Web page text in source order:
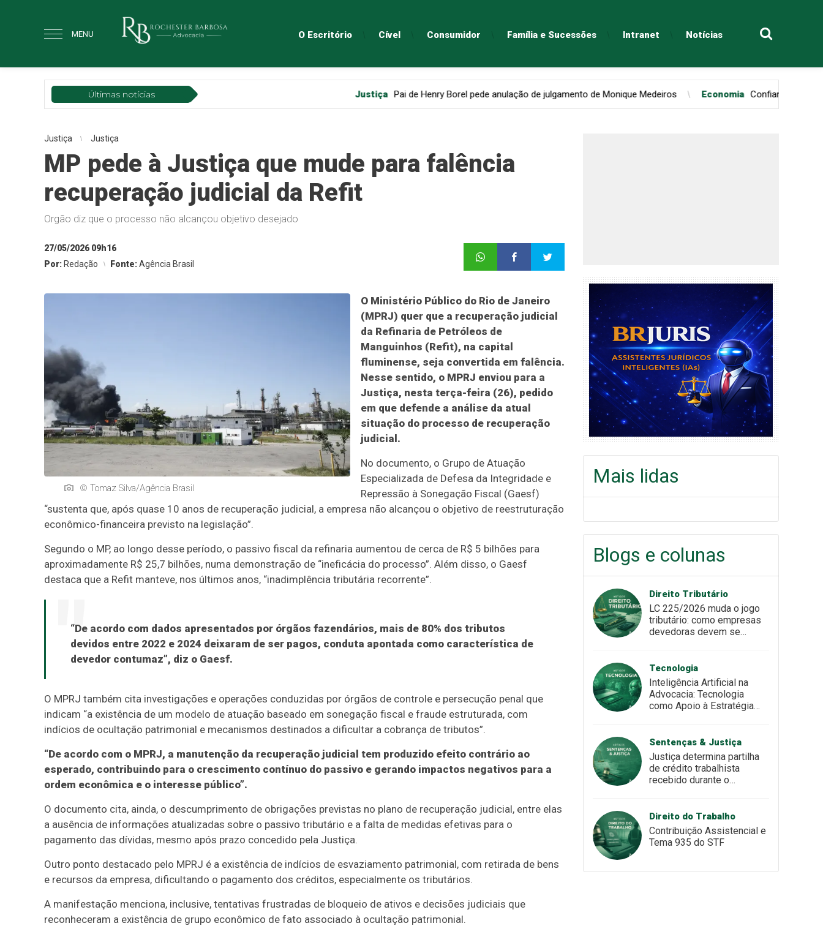
MENU O Escritório Cível Consumidor Família e Sucessões Intranet Notícias
Últimas notícias Pai de Henry Borel pede anulação de julgamento de Monique Medeiros Economia Confiança do consumidor
Justiça Justiça
MP pede à Justiça que mude para falência
recuperação judicial da Refit
Orgão diz que o processo não alcançou objetivo desejado
27/05/2026 09h16
Por: Redação Fonte:Agência Brasil
© Tomaz Silva/Agência Brasil
O Ministério Público do Rio de Janeiro
(MPRJ) quer que a recuperação judicial
da Refinaria de Petróleos de
Manguinhos (Refit), na capital
fluminense, seja convertida em falência.
Nesse sentido, o MPRJ enviou para a
Justiça, nesta terça-feira (26), pedido
em que defende a análise da atual
situação do processo de recuperação
judicial.
No documento, o Grupo de Atuação
Especializada de Defesa da Integridade e
Repressão à Sonegação Fiscal (Gaesf)
“sustenta que, após quase 10 anos de recuperação judicial, a empresa não alcançou o objetivo de reestruturação
econômico-financeira previsto na legislação”.
Segundo o MP, ao longo desse período, o passivo fiscal da refinaria aumentou de cerca de R$ 5 bilhões para
aproximadamente R$ 25,7 bilhões, numa demonstração de “ineficácia do processo”. Além disso, o Gaesf
destaca que a Refit manteve, nos últimos anos, “inadimplência tributária recorrente”.
“De acordo com dados apresentados por órgãos fazendários, mais de 80% dos tributos
devidos entre 2022 e 2024 deixaram de ser pagos, conduta apontada como característica de
devedor contumaz”, diz o Gaesf.
O MPRJ também cita investigações e operações conduzidas por órgãos de controle e persecução penal que
indicam “a existência de um modelo de atuação baseado em sonegação fiscal e fraude estruturada, com
indícios de ocultação patrimonial e mecanismos destinados a dificultar a cobrança de tributos”.
“De acordo com o MPRJ, a manutenção da recuperação judicial tem produzido efeito contrário ao
esperado, contribuindo para o crescimento contínuo do passivo e gerando impactos negativos para a
ordem econômica e o interesse público”.
O documento cita, ainda, o descumprimento de obrigações previstas no plano de recuperação judicial, entre elas
a ausência de informações atualizadas sobre o passivo tributário e a falta de medidas efetivas para o
pagamento das dívidas, mesmo após prazo concedido pela Justiça.
Outro ponto destacado pelo MPRJ é a existência de indícios de esvaziamento patrimonial, com retirada de bens
e recursos da empresa, dificultando o pagamento dos créditos, especialmente os tributários.
A manifestação menciona, inclusive, tentativas frustradas de bloqueio de ativos e decisões judiciais que
reconheceram a existência de grupo econômico de fato associado à ocultação patrimonial.
Mais lidas
Blogs e colunas
Direito Tributário
LC 225/2026 muda o jogo
tributário: como empresas
devedoras devem se
Tecnologia
Inteligência Artificial na
Advocacia: Tecnologia
como Apoio à Estratégia
Sentenças & Justiça
Justiça determina partilha
de crédito trabalhista
recebido durante o
Direito do Trabalho
Contribuição Assistencial e
Tema 935 do STF